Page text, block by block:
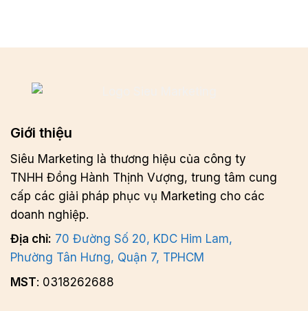
Giới thiệu
Siêu Marketing là thương hiệu của công ty
TNHH Đồng Hành Thịnh Vượng, trung tâm cung
cấp các giải pháp phục vụ Marketing cho các
doanh nghiệp.
Địa chỉ: 70 Đường Số 20, KDC Him Lam,
Phường Tân Hưng, Quận 7, TPHCM
MST: 0318262688